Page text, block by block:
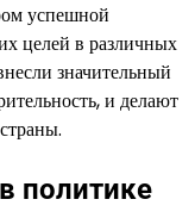
успешной
целей в различных
значительный
и делают
политике